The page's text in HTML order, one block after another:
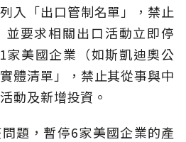
入「出口管制名單」，禁止
要求相關出口活動立即停
家美國企業（如斯凱迪奧公
體清單」，禁止其從事與中
動及新增投資。
題，暫停6家美國企業的產